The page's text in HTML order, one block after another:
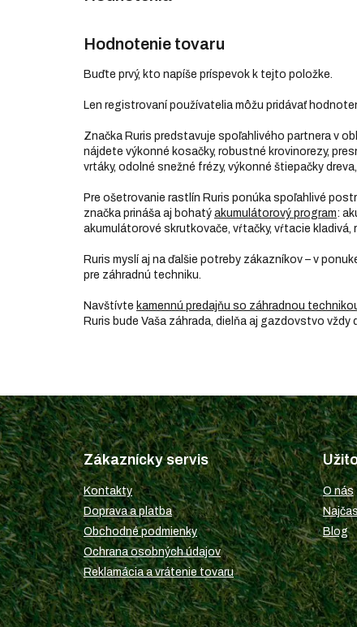
Hodnotenie tovaru
Buďte prvý, kto napíše príspevok k tejto položke.
Len registrovaní používatelia môžu pridávať
Značka Ruris predstavuje spoľahlivého partnera v
nájdete výkonné kosačky, robustné krovinorezy,
vrtáky, odolné snežné frézy, výkonné štiepačky
Pre ošetrovanie rastlín Ruris ponúka spoľahlivé
značka prináša aj bohatý akumulátorový program:
akumulátorové skrutkovače, vŕtačky, vŕtacie kladivá,
Ruris myslí aj na ďalšie potreby zákazníkov – v
pre záhradnú techniku.
Navštívte kamennú predajňu so záhradnou
Ruris bude Vaša záhrada, dielňa aj gazdovstvo vždy
Z
á
p
ä
t
i
e
Zákaznícky servis
Kontakty
Doprava a platba
Obchodné podmienky
Ochrana osobných údajov
Reklamácia a vrátenie tovaru
O nás
Blog